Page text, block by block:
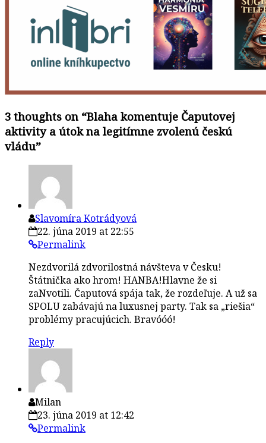
3 thoughts on “Blaha komentuje Čaputovej
aktivity a útok na legitímne zvolenú českú
vládu”
Slavomíra Kotrádyová
22. júna 2019 at 22:55
Permalink
Nezdvorilá zdvorilostná návšteva v Česku!
Štátnička ako hrom! HANBA!Hlavne že si
zaNvotili. Čaputová spája tak, že rozdeľuje. A už sa
SPOLU zabávajú na luxusnej party. Tak sa „riešia“
problémy pracujúcich. Bravóóó!
Reply
Milan
23. júna 2019 at 12:42
Permalink